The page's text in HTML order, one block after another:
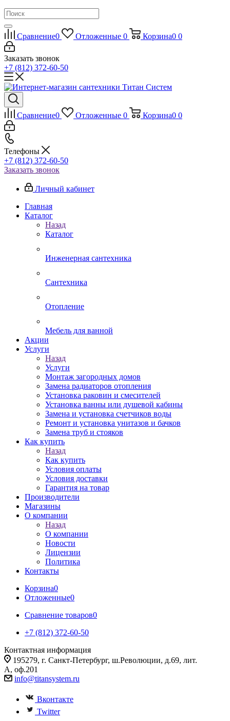
Сравнение0 Отложенные 0 Корзина0 0
Заказать звонок
+7 (812) 372-60-50
Сравнение0 Отложенные 0 Корзина0 0
Телефоны
+7 (812) 372-60-50
Заказать звонок
Личный кабинет
Главная
Каталог
Назад
Каталог
Инженерная сантехника
Сантехника
Отопление
Мебель для ванной
Акции
Услуги
Назад
Услуги
Монтаж загородных домов
Замена радиаторов отопления
Установка раковин и смесителей
Установка ванны или душевой кабины
Замена и установка счетчиков воды
Ремонт и установка унитазов и бачков
Замена труб и стояков
Как купить
Назад
Как купить
Условия оплаты
Условия доставки
Гарантия на товар
Производители
Магазины
О компании
Назад
О компании
Новости
Лицензии
Политика
Контакты
Корзина0
Отложенные0
Сравнение товаров0
+7 (812) 372-60-50
Контактная информация
195279, г. Санкт-Петербург, ш.Революции, д.69, лит.
А, оф.201
info@titansystem.ru
Вконтакте
Twitter